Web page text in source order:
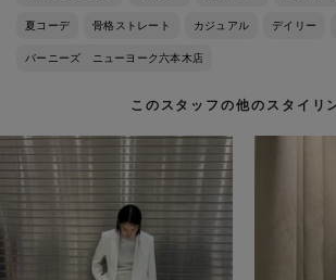
夏コーデ 骨格ストレート カジュアル デイリー
バーニーズ ニューヨーク六本木店
このスタッフの他のスタイリ